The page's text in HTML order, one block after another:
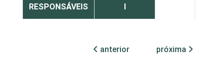
RESPONSÁVEIS
I
anterior próxima